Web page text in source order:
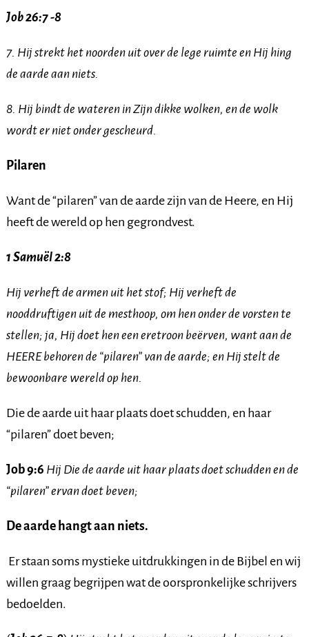
Job 26:7 -8
7. Hij strekt het noorden uit over de lege ruimte en Hij hing
de aarde aan niets.
8. Hij bindt de wateren in Zijn dikke wolken, en de wolk
wordt er niet onder gescheurd.
Pilaren
Want de “pilaren” van de aarde zijn van de Heere, en Hij
heeft de wereld op hen gegrondvest.
1 Samuël 2:8
Hij verheft de armen uit het stof; Hij verheft de
nooddruftigen uit de mesthoop, om hen onder de vorsten te
stellen; ja, Hij doet hen een eretroon beërven, want aan de
HEERE behoren de “pilaren” van de aarde; en Hij stelt de
bewoonbare wereld op hen.
Die de aarde uit haar plaats doet schudden, en haar
“pilaren” doet beven;
Job 9:6 Hij Die de aarde uit haar plaats doet schudden en de
“pilaren” ervan doet beven;
De aarde hangt aan niets.
Er staan soms mystieke uitdrukkingen in de Bijbel en wij
willen graag begrijpen wat de oorspronkelijke schrijvers
bedoelden.